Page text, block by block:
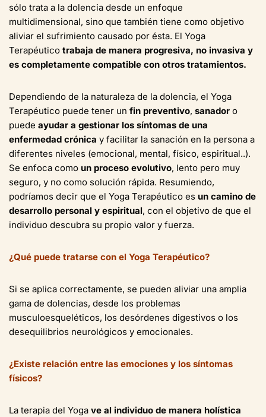
sólo trata a la dolencia desde un enfoque
multidimensional, sino que también tiene como objetivo
aliviar el sufrimiento causado por ésta. El Yoga
Terapéutico trabaja de manera progresiva, no invasiva y
es completamente compatible con otros tratamientos.
Dependiendo de la naturaleza de la dolencia, el Yoga
Terapéutico puede tener un fin preventivo, sanador o
puede ayudar a gestionar los síntomas de una
enfermedad crónica y facilitar la sanación en la persona a
diferentes niveles (emocional, mental, físico, espiritual..).
Se enfoca como un proceso evolutivo, lento pero muy
seguro, y no como solución rápida. Resumiendo,
podríamos decir que el Yoga Terapéutico es un camino de
desarrollo personal y espiritual, con el objetivo de que el
individuo descubra su propio valor y fuerza.
¿Qué puede tratarse con el Yoga Terapéutico?
Si se aplica correctamente, se pueden aliviar una amplia
gama de dolencias, desde los problemas
musculoesqueléticos, los desórdenes digestivos o los
desequilibrios neurológicos y emocionales.
¿Existe relación entre las emociones y los síntomas
físicos?
La terapia del Yoga ve al individuo de manera holística